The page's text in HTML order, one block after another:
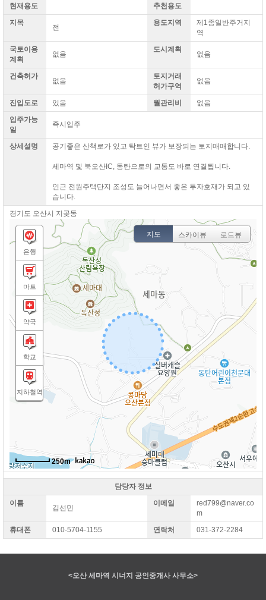
현재용도
추천용도
지목
전
용도지역
제1종일반주거지
역
국토이용
계획
없음
도시계획
없음
건축허가
없음
토지거래
허가구역
없음
진입도로 있음 월관리비
없음
입주가능
일
즉시입주
상세설명 공기좋은 산책로가 있고 탁트인 뷰가 보장되는 토지매매합니다.
세마역 및 북오산IC, 동탄으로의 교통도 바로 연결됩니다.
인근 전원주택단지 조성도 늘어나면서 좋은 투자호재가 되고 있
습니다.​
경기도 오산시 지곶동
250m
지곶43번길
지도 스카이뷰 로드뷰
은행
마트
약국
학교
지하철역
담당자 정보
이름
김선민
이메일
red799@naver.co
m
휴대폰
010-5704-1155 연락처 031-372-2284
<오산 세마역 시너지 공인중개사 사무소>